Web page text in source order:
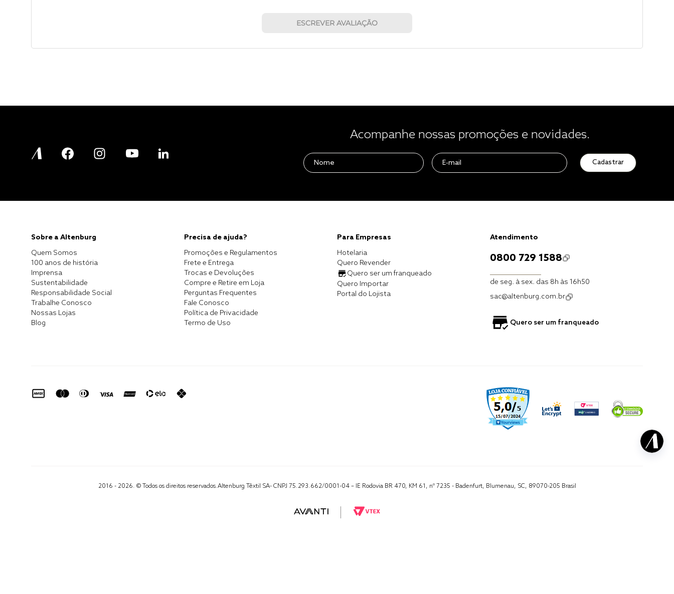
ESCREVER AVALIAÇÃO
Acompanhe nossas promoções e novidades.
Cadastrar
Sobre a Altenburg
Quem Somos
100 anos de história
Imprensa
Sustentabilidade
Responsabilidade Social
Trabalhe Conosco
Nossas Lojas
Blog
Precisa de ajuda?
Promoções e Regulamentos
Frete e Entrega
Trocas e Devoluções
Compre e Retire em Loja
Perguntas Frequentes
Fale Conosco
Política de Privacidade
Termo de Uso
Para Empresas
Hotelaria
Quero Revender
Quero ser um franqueado
Quero Importar
Portal do Lojista
Atendimento
0800 729 1588
de seg. à sex. das 8h às 16h50
sac@altenburg.com.br
Quero ser um franqueado
2016 - 2026. © Todos os direitos reservados.Altenburg Têxtil SA- CNPJ 75.293.662/0001-04 – IE Rodovia BR 470, KM 61, nº 7235 - Badenfurt, Blumenau, SC, 89070-205 Brasil